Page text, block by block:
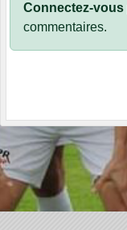
Connectez-vous
commentaires.